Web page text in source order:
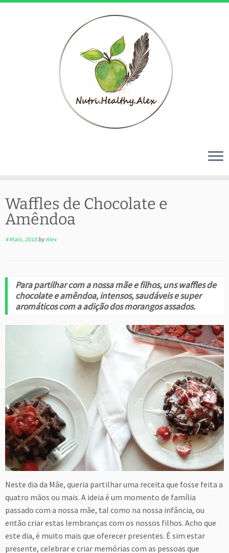
to
content
Waffles de Chocolate e
Amêndoa
4 Maio, 2018 byAlex
Para partilhar com a nossa mãe e filhos, uns waffles de
chocolate e amêndoa, intensos, saudáveis e super
aromáticos com a adição dos morangos assados.
Neste dia da Mãe, queria partilhar uma receita que fosse feita a
quatro mãos ou mais. A ideia é um momento de família
passado com a nossa mãe, tal como na nossa infância, ou
então criar estas lembranças com os nossos filhos. Acho que
este dia, é muito mais que oferecer presentes. É sim estar
presente, celebrar e criar memórias com as pessoas que